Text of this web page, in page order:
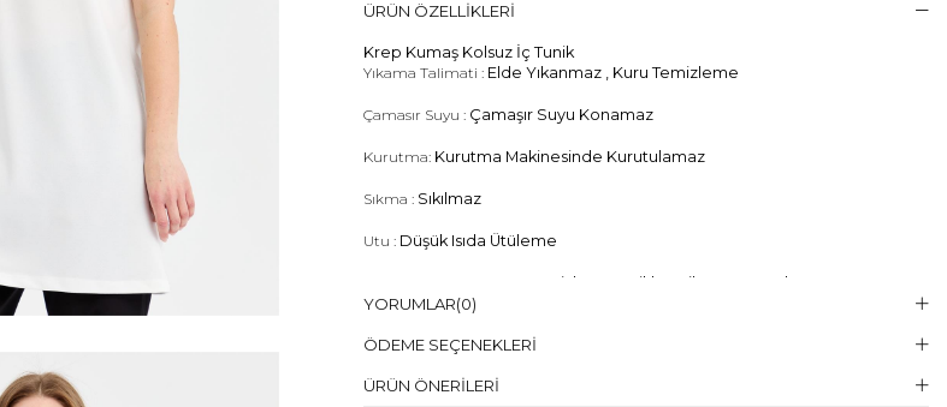
ÜRÜN ÖZELLIKLERI
Krep Kumaş Kolsuz İç Tunik
Yıkama Talimati : Elde Yıkanmaz , Kuru Temizleme
Çamasır Suyu : Çamaşır Suyu Konamaz
Kurutma: Kurutma Makinesinde Kurutulamaz
Sıkma : Sıkılmaz
Utu : Düşük Isıda Ütüleme
Kuru Temizleme , Trikloretilen Ayırıçısıyla Az Çözücü
Beden
YORUMLAR(0)
ÖDEME SEÇENEKLERI
ÜRÜN ÖNERILERI